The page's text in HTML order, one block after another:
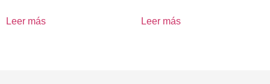
Leer más Leer más